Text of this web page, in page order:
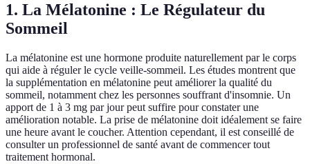
1. La Mélatonine : Le Régulateur du
Sommeil
La mélatonine est une hormone produite naturellement par le corps
qui aide à réguler le cycle veille-sommeil. Les études montrent que
la supplémentation en mélatonine peut améliorer la qualité du
sommeil, notamment chez les personnes souffrant d'insomnie. Un
apport de 1 à 3 mg par jour peut suffire pour constater une
amélioration notable. La prise de mélatonine doit idéalement se faire
une heure avant le coucher. Attention cependant, il est conseillé de
consulter un professionnel de santé avant de commencer tout
traitement hormonal.